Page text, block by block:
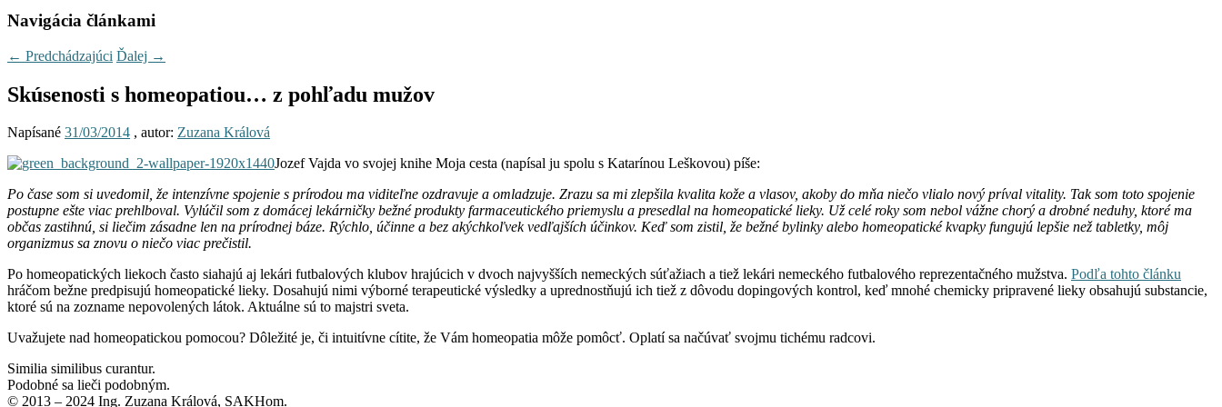
Navigácia článkami
← Predchádzajúci Ďalej →
Skúsenosti s homeopatiou… z pohľadu mužov
Napísané 31/03/2014 , autor: Zuzana Králová
Jozef Vajda vo svojej knihe Moja cesta (napísal ju spolu s Katarínou Leškovou) píše:
Po čase som si uvedomil, že intenzívne spojenie s prírodou ma viditeľne ozdravuje a omladzuje. Zrazu sa mi zlepšila kvalita kože a vlasov, akoby do mňa niečo vlialo nový príval vitality. Tak som toto spojenie
postupne ešte viac prehlboval. Vylúčil som z domácej lekárničky bežné produkty farmaceutického priemyslu a presedlal na homeopatické lieky. Už celé roky som nebol vážne chorý a drobné neduhy, ktoré ma
občas zastihnú, si liečim zásadne len na prírodnej báze. Rýchlo, účinne a bez akýchkoľvek vedľajších účinkov. Keď som zistil, že bežné bylinky alebo homeopatické kvapky fungujú lepšie než tabletky, môj
organizmus sa znovu o niečo viac prečistil.
Po homeopatických liekoch často siahajú aj lekári futbalových klubov hrajúcich v dvoch najvyšších nemeckých súťažiach a tiež lekári nemeckého futbalového reprezentačného mužstva. Podľa tohto článku
hráčom bežne predpisujú homeopatické lieky. Dosahujú nimi výborné terapeutické výsledky a uprednostňujú ich tiež z dôvodu dopingových kontrol, keď mnohé chemicky pripravené lieky obsahujú substancie,
ktoré sú na zozname nepovolených látok. Aktuálne sú to majstri sveta.
Uvažujete nad homeopatickou pomocou? Dôležité je, či intuitívne cítite, že Vám homeopatia môže pomôcť. Oplatí sa načúvať svojmu tichému radcovi.
Similia similibus curantur.
Podobné sa lieči podobným.
© 2013 – 2024 Ing. Zuzana Králová, SAKHom.